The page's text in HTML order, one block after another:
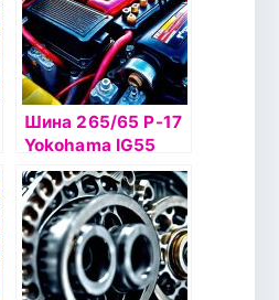
Шина 265/65 Р-17
Yokohama IG55
116Т б/к шип